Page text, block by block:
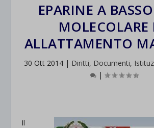
EPARINE A
MOLECOLARE
ALLATTAMENTO
30 Ott 2014| Diritti, Documenti,
|
Il